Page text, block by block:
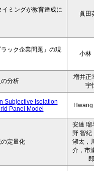
ミングが教育達成に
眞田
ック企業問題」の現
小
分析
増井正
宇
Subjective Isolation
Panel Model
定量化
安達 瑠
野 智紀
湖太，
介，市
郎